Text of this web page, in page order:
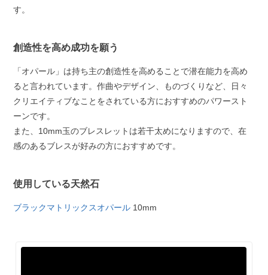
す。
創造性を高め成功を願う
「オパール」は持ち主の創造性を高めることで潜在能力を高め
ると言われています。作曲やデザイン、ものづくりなど、日々
クリエイティブなことをされている方におすすめのパワースト
ーンです。
また、10mm玉のブレスレットは若干太めになりますので、在
感のあるブレスが好みの方におすすめです。
使用している天然石
ブラックマトリックスオパール 10mm